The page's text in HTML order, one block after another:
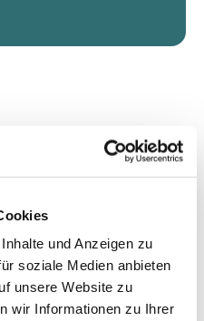
und Anzeigen zu
soziale Medien anbieten
unsere Website zu
wir Informationen zu Ihrer